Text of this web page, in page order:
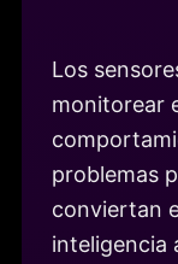
Los
monitorear
problemas
conviertan
inteligencia